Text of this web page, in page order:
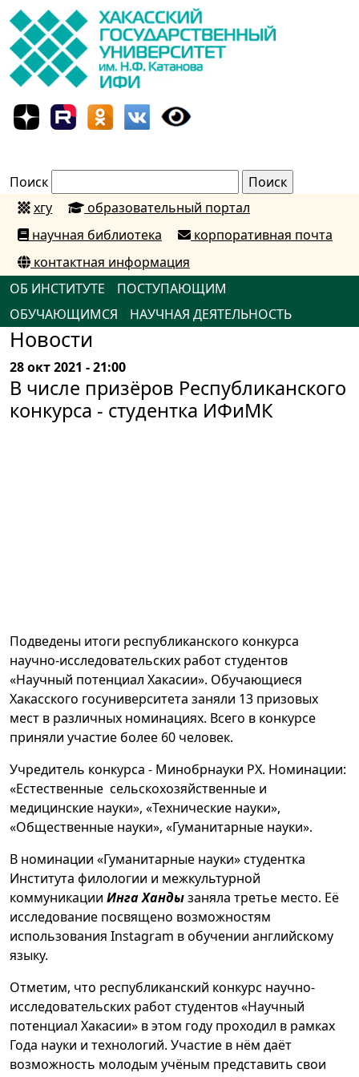
Поиск
хгу
образовательный портал
научная библиотека
корпоративная почта
контактная информация
ОБ ИНСТИТУТЕ
ПОСТУПАЮЩИМ
ОБУЧАЮЩИМСЯ
НАУЧНАЯ ДЕЯТЕЛЬНОСТЬ
Новости
28 окт 2021 - 21:00
В числе призёров Республиканского
конкурса - студентка ИФиМК
Подведены итоги республиканского конкурса
научно-исследовательских работ студентов
«Научный потенциал Хакасии». Обучающиеся
Хакасского госуниверситета заняли 13 призовых
мест в различных номинациях. Всего в конкурсе
приняли участие более 60 человек.
Учредитель конкурса - Минобрнауки РХ. Номинации:
«Естественные сельскохозяйственные и
медицинские науки», «Технические науки»,
«Общественные науки», «Гуманитарные науки».
В номинации «Гуманитарные науки» студентка
Института филологии и межкультурной
коммуникации Инга Хандызаняла третье место. Её
исследование посвящено возможностям
использования Instagram в обучении английскому
языку.
Отметим, что республиканский конкурс научно-
исследовательских работ студентов «Научный
потенциал Хакасии» в этом году проходил в рамках
Года науки и технологий. Участие в нём даёт
возможность молодым учёным представить свои